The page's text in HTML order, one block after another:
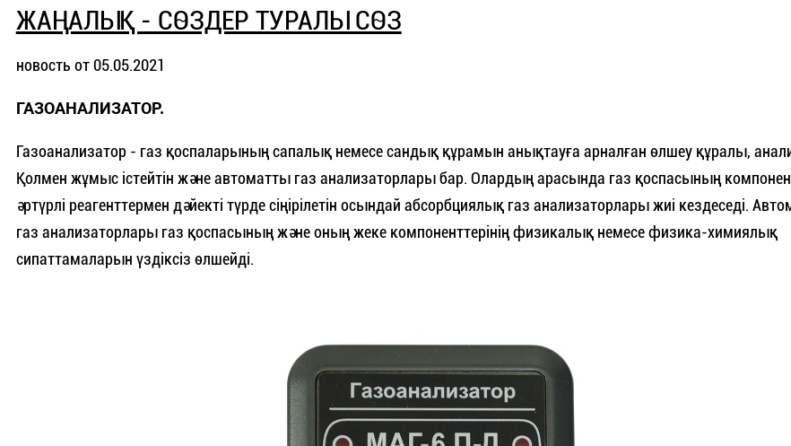
ЖАҢАЛЫҚ - СӨЗДЕР ТУРАЛЫ СӨЗ
новость от 05.05.2021
ГАЗОАНАЛИЗАТОР.
Газоанализатор - газ қоспаларының сапалық немесе сандық құрамын анықтауға арналған өлшеу құралы,
Қолмен жұмыс істейтін және автоматты газ анализаторлары бар. Олардың арасында газ қоспасының
әртүрлі реагенттермен дәйекті түрде сіңірілетін осындай абсорбциялық газ анализаторлары жиі кездеседі.
газ анализаторлары газ қоспасының және оның жеке компоненттерінің физикалық немесе физика-химиялық
сипаттамаларын үздіксіз өлшейді.